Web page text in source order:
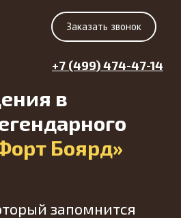
запомнится
в
Боярд»
Заказать звонок
+7 (499) 474-47-14